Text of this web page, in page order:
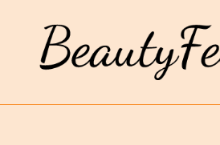
content